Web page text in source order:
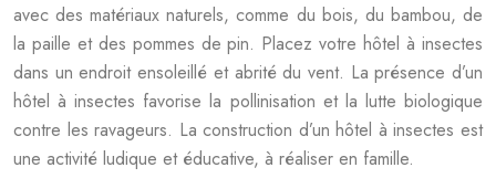
avec des matériaux naturels, comme du bois, du bambou, de
la paille et des pommes de pin. Placez votre hôtel à insectes
dans un endroit ensoleillé et abrité du vent. La présence d’un
hôtel à insectes favorise la pollinisation et la lutte biologique
contre les ravageurs. La construction d’un hôtel à insectes est
une activité ludique et éducative, à réaliser en famille.